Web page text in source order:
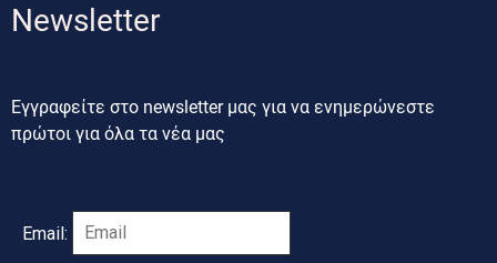
Newsletter
Εγγραφείτε στο newsletter μας για να ενημερώνεστε
πρώτοι για όλα τα νέα μας
Email: